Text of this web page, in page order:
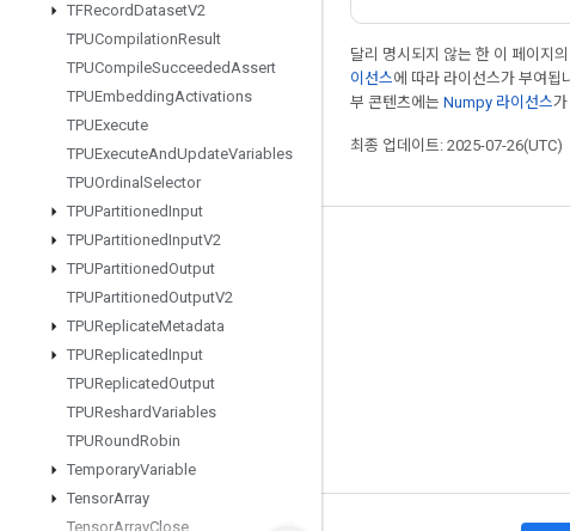
TFRecordDatasetV2
TPUCompilationResult
TPUCompileSucceededAssert
TPUEmbeddingActivations
TPUExecute
TPUExecuteAndUpdateVariables
TPUOrdinal Selector
TPUPartitionedInput
TPUPartitionedInputV2
TPUPartitionedOutput
TPUPartitionedOutputV2
TPUReplicateMetadata
TPUReplicatedInput
TPUReplicatedOutput
TPUReshardVariables
TPURoundRobin
TemporaryVariable
TensorArray
TensorArrayClose
달리 명시되지 않는 한 이 페이지
이선스에 따라 라이선스가 부여됩
부 콘텐츠에는 Numpy 라이선스가
최종 업데이트: 2025-07-26(UTC)
최신 소식 확인하기
블로그
포럼
Twitter
YouTube